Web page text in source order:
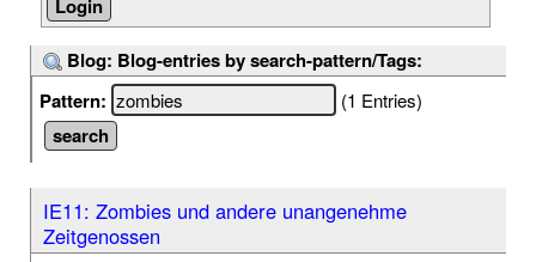
Blog: Blog-entries by search-pattern/Tags:
Pattern:
(1 Entries)
IE11: Zombies und andere unangenehme
Zeitgenossen